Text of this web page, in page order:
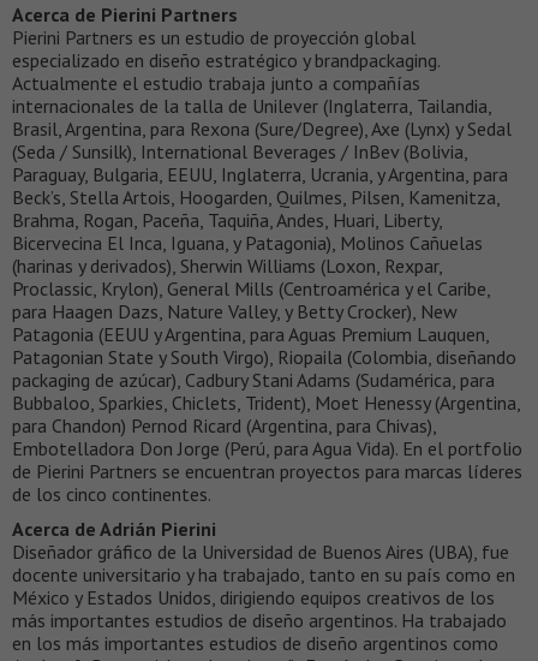
Acerca de Pierini Partners
Pierini Partners es un estudio de proyección global
especializado en diseño estratégico y brandpackaging.
Actualmente el estudio trabaja junto a compañías
internacionales de la talla de Unilever (Inglaterra, Tailandia,
Brasil, Argentina, para Rexona (Sure/Degree), Axe (Lynx) y Sedal
(Seda / Sunsilk), International Beverages / InBev (Bolivia,
Paraguay, Bulgaria, EEUU, Inglaterra, Ucrania, y Argentina, para
Beck’s, Stella Artois, Hoogarden, Quilmes, Pilsen, Kamenitza,
Brahma, Rogan, Paceña, Taquiña, Andes, Huari, Liberty,
Bicervecina El Inca, Iguana, y Patagonia), Molinos Cañuelas
(harinas y derivados), Sherwin Williams (Loxon, Rexpar,
Proclassic, Krylon), General Mills (Centroamérica y el Caribe,
para Haagen Dazs, Nature Valley, y Betty Crocker), New
Patagonia (EEUU y Argentina, para Aguas Premium Lauquen,
Patagonian State y South Virgo), Riopaila (Colombia, diseñando
packaging de azúcar), Cadbury Stani Adams (Sudamérica, para
Bubbaloo, Sparkies, Chiclets, Trident), Moet Henessy (Argentina,
para Chandon) Pernod Ricard (Argentina, para Chivas),
Embotelladora Don Jorge (Perú, para Agua Vida). En el portfolio
de Pierini Partners se encuentran proyectos para marcas líderes
de los cinco continentes.
Acerca de Adrián Pierini
Diseñador gráfico de la Universidad de Buenos Aires (UBA), fue
docente universitario y ha trabajado, tanto en su país como en
México y Estados Unidos, dirigiendo equipos creativos de los
más importantes estudios de diseño argentinos. Ha trabajado
en los más importantes estudios de diseño argentinos como